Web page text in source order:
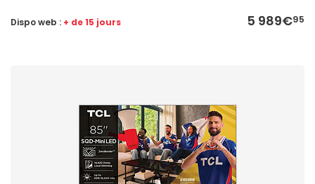
5 989€95
Dispo web : + de 15 jours